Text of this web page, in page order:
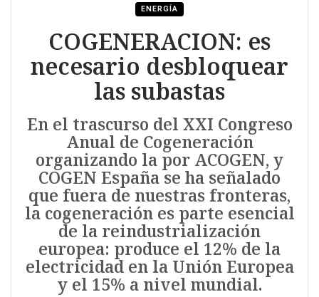
ENERGÍA
COGENERACION: es
necesario desbloquear
las subastas
En el trascurso del XXI Congreso
Anual de Cogeneración
organizando la por ACOGEN, y
COGEN España se ha señalado
que fuera de nuestras fronteras,
la cogeneración es parte esencial
de la reindustrialización
europea: produce el 12% de la
electricidad en la Unión Europea
y el 15% a nivel mundial.